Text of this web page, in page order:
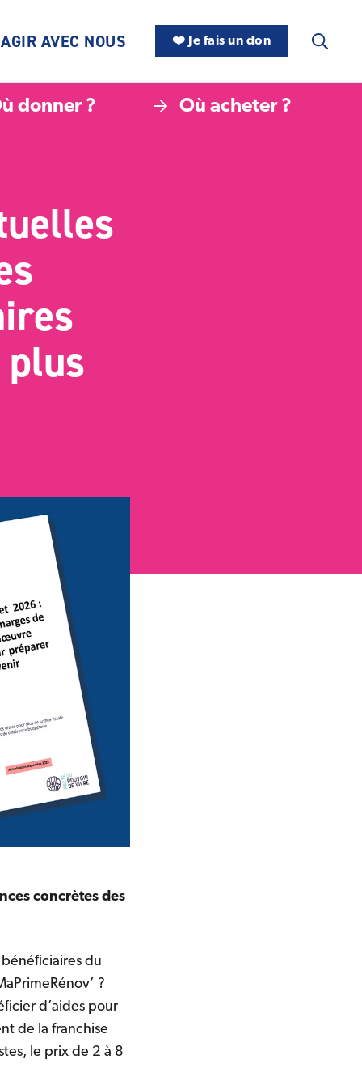
AGIR AVEC NOUS ❤️ Je fais un don
donner ? Où acheter ?
concrètes des
du
?
d’aides pour
de la franchise
le prix de 2 à 8